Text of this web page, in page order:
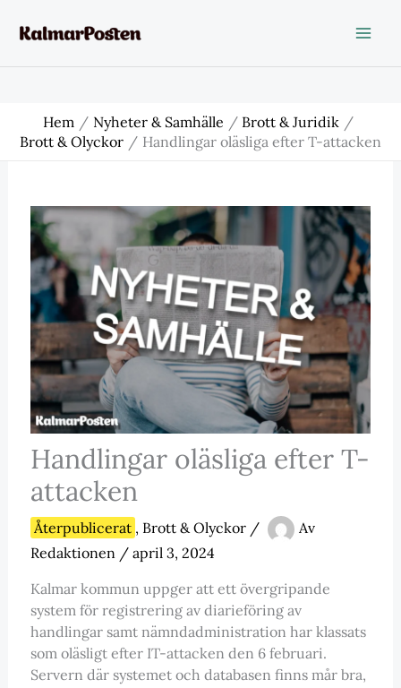
Hem Nyheter & Samhälle
Brott & Juridik
Brott & Olyckor
Handlingar oläsliga efter T-attacken
Handlingar oläsliga efter T-
attacken
Återpublicerat , Brott & Olyckor/
Av
Redaktionen / april 3, 2024
Kalmar kommun uppger att ett övergripande
system för registrering av diarieföring av
handlingar samt nämndadministration har klassats
som oläsligt efter IT-attacken den 6 februari.
Servern där systemet och databasen finns mår bra,